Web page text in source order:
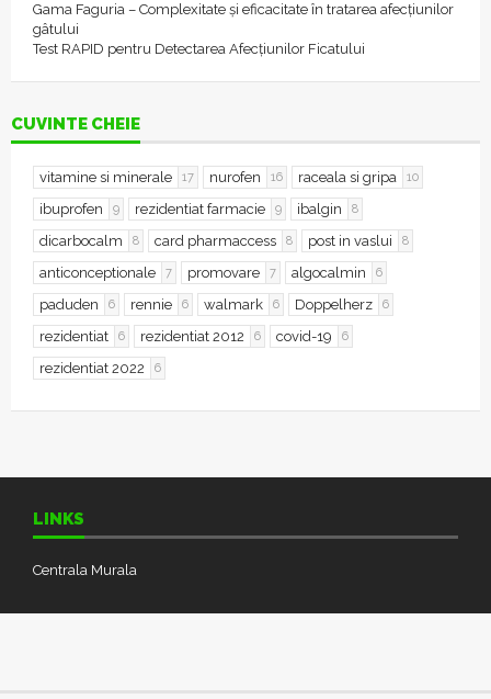
Gama Faguria – Complexitate și eficacitate în tratarea afecțiunilor
gâtului
Test RAPID pentru Detectarea Afecțiunilor Ficatului
CUVINTE CHEIE
vitamine si minerale 17 nurofen 16 raceala si gripa 10
ibuprofen 9 rezidentiat farmacie 9 ibalgin 8
dicarbocalm 8 card pharmaccess 8 post in vaslui 8
anticonceptionale 7 promovare 7 algocalmin 6
paduden 6 rennie 6 walmark 6 Doppelherz 6
rezidentiat 6 rezidentiat 2012 6 covid-19 6
rezidentiat 2022 6
LINKS
Centrala Murala